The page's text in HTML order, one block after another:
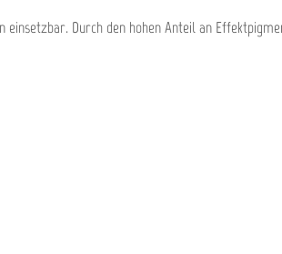
Durch den hohen Anteil an